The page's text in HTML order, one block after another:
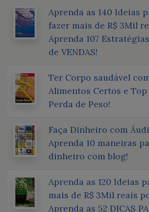
Aprenda as 140 Ideias
fazer mais de R$ 3Mil
Aprenda 107
de VENDAS!
Ter Corpo saudável
Alimentos Certos e
Perda de Peso!
Faça Dinheiro com
Aprenda 10 maneiras
dinheiro com blog!
Aprenda as 120 Ideias
mais de R$ 3Mil reais
Aprenda as 52 DICAS